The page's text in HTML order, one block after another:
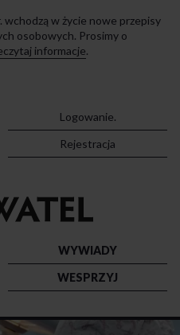
wchodzą w życie nowe przepisy
osobowych. Prosimy o
informacje.
Logowanie.
Rejestracja
strony
WYWIADY
WESPRZYJ